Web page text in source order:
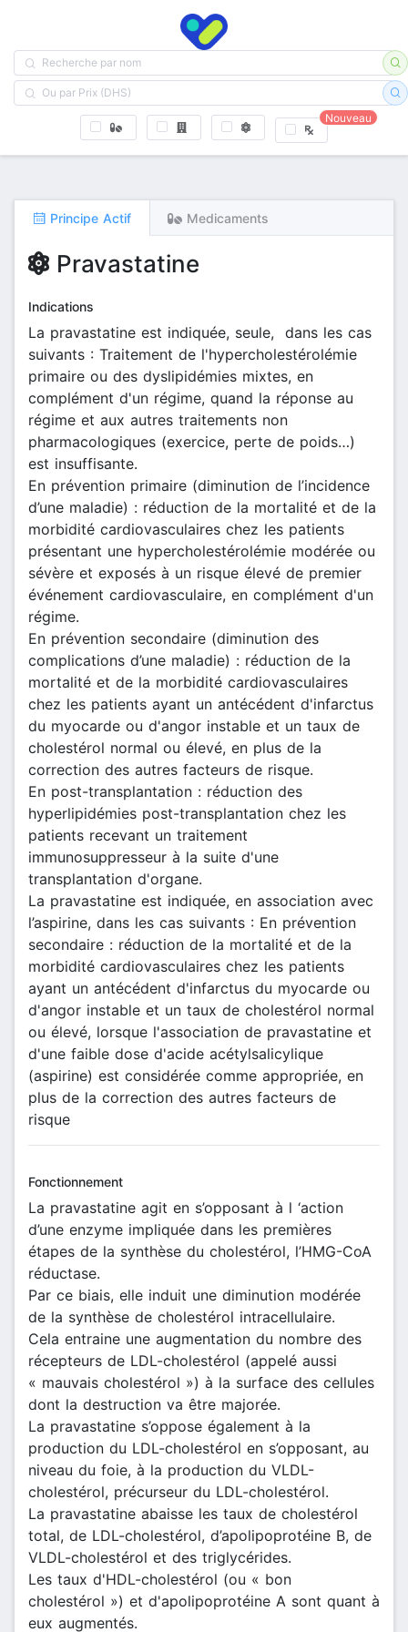
Nouveau
Principe Actif Medicaments
Pravastatine
Indications
La pravastatine est indiquée, seule, dans les cas
suivants : Traitement de l'hypercholestérolémie
primaire ou des dyslipidémies mixtes, en
complément d'un régime, quand la réponse au
régime et aux autres traitements non
pharmacologiques (exercice, perte de poids…)
est insuffisante.
En prévention primaire (diminution de l’incidence
d’une maladie) : réduction de la mortalité et de la
morbidité cardiovasculaires chez les patients
présentant une hypercholestérolémie modérée ou
sévère et exposés à un risque élevé de premier
événement cardiovasculaire, en complément d'un
régime.
En prévention secondaire (diminution des
complications d’une maladie) : réduction de la
mortalité et de la morbidité cardiovasculaires
chez les patients ayant un antécédent d'infarctus
du myocarde ou d'angor instable et un taux de
cholestérol normal ou élevé, en plus de la
correction des autres facteurs de risque.
En post-transplantation : réduction des
hyperlipidémies post-transplantation chez les
patients recevant un traitement
immunosuppresseur à la suite d'une
transplantation d'organe.
La pravastatine est indiquée, en association avec
l’aspirine, dans les cas suivants : En prévention
secondaire : réduction de la mortalité et de la
morbidité cardiovasculaires chez les patients
ayant un antécédent d'infarctus du myocarde ou
d'angor instable et un taux de cholestérol normal
ou élevé, lorsque l'association de pravastatine et
d'une faible dose d'acide acétylsalicylique
(aspirine) est considérée comme appropriée, en
plus de la correction des autres facteurs de
risque
Fonctionnement
La pravastatine agit en s’opposant à l ‘action
d’une enzyme impliquée dans les premières
étapes de la synthèse du cholestérol, l’HMG-CoA
réductase.
Par ce biais, elle induit une diminution modérée
de la synthèse de cholestérol intracellulaire.
Cela entraine une augmentation du nombre des
récepteurs de LDL-cholestérol (appelé aussi
« mauvais cholestérol ») à la surface des cellules
dont la destruction va être majorée.
La pravastatine s’oppose également à la
production du LDL-cholestérol en s’opposant, au
niveau du foie, à la production du VLDL-
cholestérol, précurseur du LDL-cholestérol.
La pravastatine abaisse les taux de cholestérol
total, de LDL-cholestérol, d’apolipoprotéine B, de
VLDL-cholestérol et des triglycérides.
Les taux d'HDL-cholestérol (ou « bon
cholestérol ») et d'apolipoprotéine A sont quant à
eux augmentés.